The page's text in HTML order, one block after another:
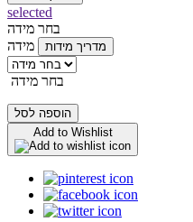
selected
בחר מידה
מידה
מדריך מידות
בחר מידה
הוספה לסל
Add to Wishlist